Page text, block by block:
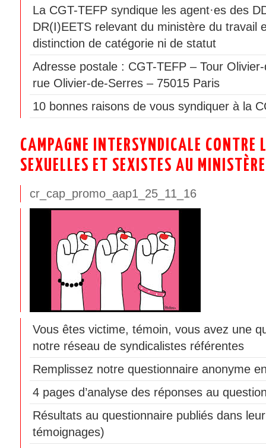
La CGT-TEFP syndique les agent·es des
DR(I)EETS relevant du ministère du travail
distinction de catégorie ni de statut
Adresse postale : CGT-TEFP – Tour
rue Olivier-de-Serres – 75015 Paris
10 bonnes raisons de vous syndiquer à la
CAMPAGNE INTERSYNDICALE CONTRE
SEXUELLES ET SEXISTES AU MINISTÈRE
cr_cap_promo_aap1_25_11_16
Vous êtes victime, témoin, vous avez une
notre réseau de syndicalistes référentes
Remplissez notre questionnaire anonyme
4 pages d’analyse des réponses au
Résultats au questionnaire publiés dans
témoignages)